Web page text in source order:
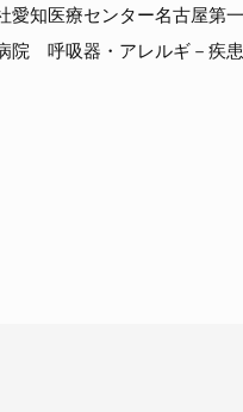
知医療センター名古屋第
呼吸器・アレルギ－疾